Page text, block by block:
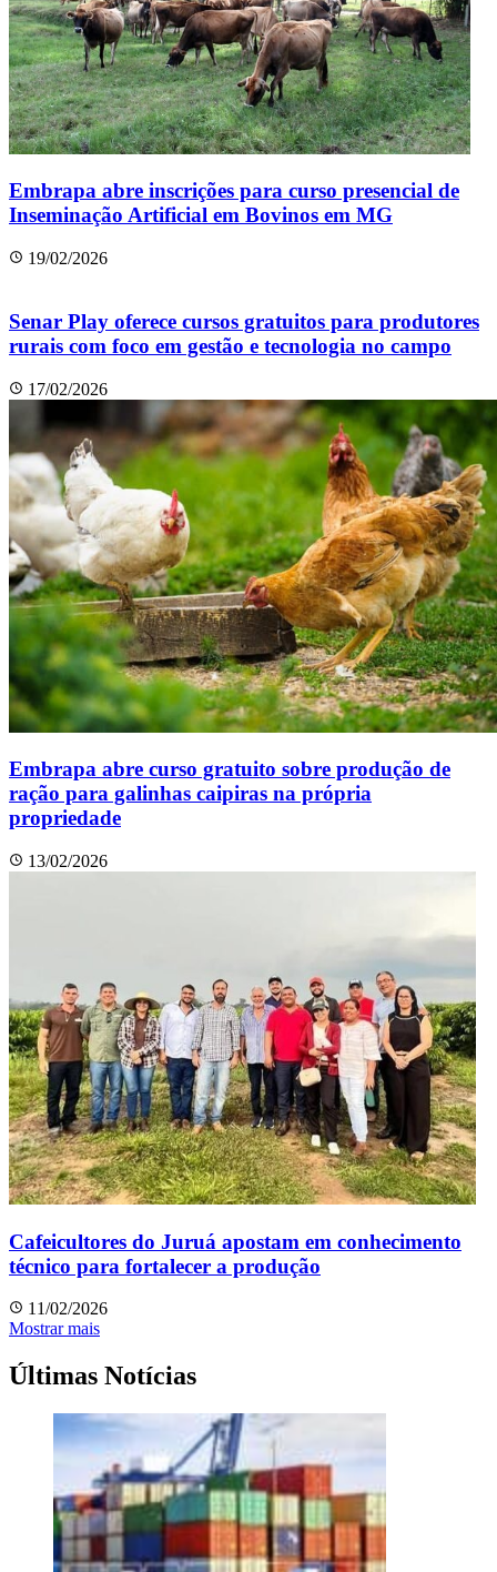
Embrapa abre inscrições para curso presencial de
Inseminação Artificial em Bovinos em MG
19/02/2026
Senar Play oferece cursos gratuitos para produtores
rurais com foco em gestão e tecnologia no campo
17/02/2026
Embrapa abre curso gratuito sobre produção de
ração para galinhas caipiras na própria
propriedade
13/02/2026
Cafeicultores do Juruá apostam em conhecimento
técnico para fortalecer a produção
11/02/2026
Mostrar mais
Últimas Notícias